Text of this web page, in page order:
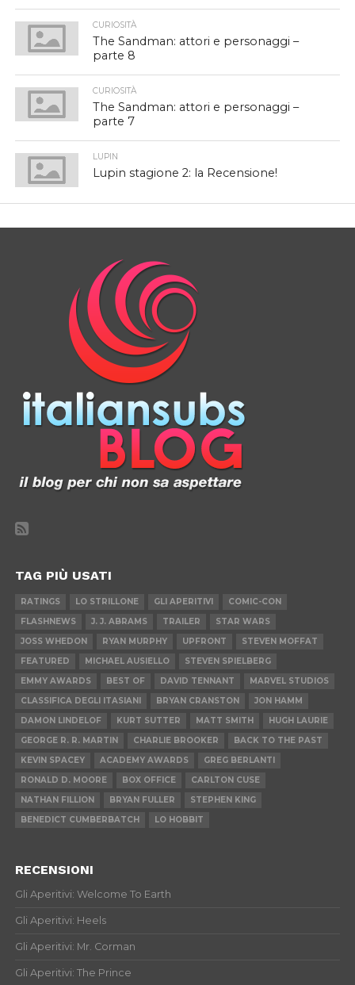
CURIOSITÀ
The Sandman: attori e personaggi –
parte 8
CURIOSITÀ
The Sandman: attori e personaggi –
parte 7
LUPIN
Lupin stagione 2: la Recensione!
TAG PIÙ USATI
RATINGS LO STRILLONE GLI APERITIVI
COMIC-CON
FLASHNEWS
J. J. ABRAMS TRAILER
STAR WARS
JOSS WHEDON
RYAN MURPHY UPFRONT
STEVEN MOFFAT
FEATURED
MICHAEL AUSIELLO
STEVEN SPIELBERG
EMMY AWARDS
BEST OF DAVID TENNANT
MARVEL STUDIOS
CLASSIFICA DEGLI ITASIANI
BRYAN CRANSTON
JON HAMM
DAMON LINDELOF
KURT SUTTER MATT SMITH
HUGH LAURIE
GEORGE R. R. MARTIN
CHARLIE BROOKER
BACK TO THE PAST
KEVIN SPACEY
ACADEMY AWARDS
GREG BERLANTI
RONALD D. MOORE
BOX OFFICE
CARLTON CUSE
NATHAN FILLION
BRYAN FULLER
STEPHEN KING
BENEDICT CUMBERBATCH
LO HOBBIT
RECENSIONI
Gli Aperitivi: Welcome To Earth
Gli Aperitivi: Heels
Gli Aperitivi: Mr. Corman
Gli Aperitivi: The Prince